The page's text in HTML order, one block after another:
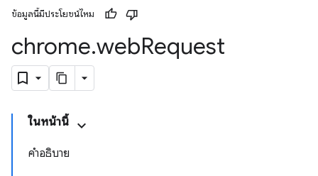
ข้อมูลนี้มีประโยชน์ไหม
chrome.webRequest
ในหน้านี้
คำอธิบาย